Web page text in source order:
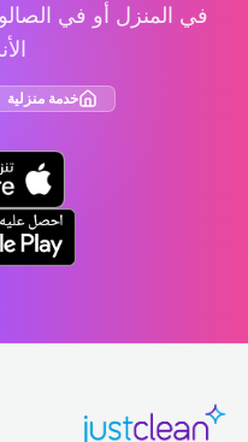
في المنزل أو في
خدمة منزلية